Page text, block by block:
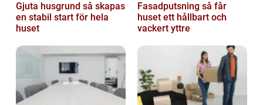
Gjuta husgrund så skapas
en stabil start för hela
huset
Fasadputsning så får
huset ett hållbart och
vackert yttre